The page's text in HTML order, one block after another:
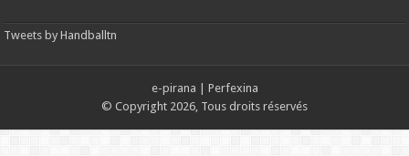
Tweets by Handballtn
e-pirana
Perfexina
© Copyright 2026, Tous droits réservés